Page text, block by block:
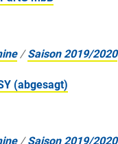
/Saison 2019/2020
(abgesagt)
/Saison 2019/2020